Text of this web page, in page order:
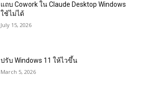
แถบ Cowork ใน Claude Desktop Windows
ใช้ไม่ได้
July 15, 2026
ปรับ Windows 11 ให้ไวขึ้น
March 5, 2026